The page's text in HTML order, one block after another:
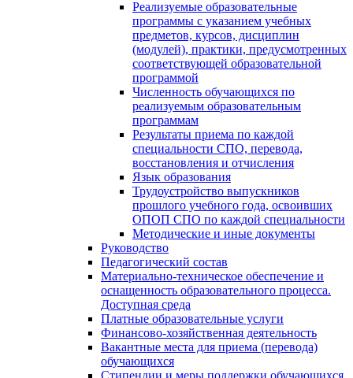
Реализуемые образовательные
программы с указанием учебных
предметов, курсов, дисциплин
(модулей), практики, предусмотренных
соответствующей образовательной
программой
Численность обучающихся по
реализуемым образовательным
программам
Результаты приема по каждой
специальности СПО, перевода,
восстановления и отчисления
Язык образования
Трудоустройство выпускников
прошлого учебного года, освоивших
ОПОП СПО по каждой специальности
Методические и иные документы
Руководство
Педагогический состав
Материально-техническое обеспечение и
оснащенность образовательного процесса.
Доступная среда
Платные образовательные услуги
Финансово-хозяйственная деятельность
Вакантные места для приема (перевода)
обучающихся
Стипендии и меры поддержки обучающихся